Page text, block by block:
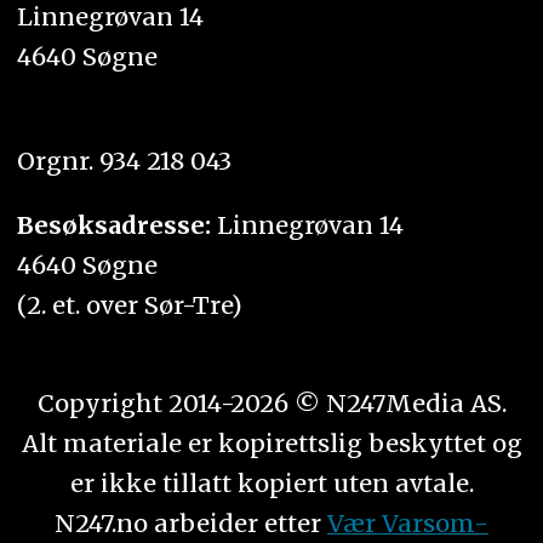
Linnegrøvan 14
4640 Søgne
Orgnr. 934 218 043
Besøksadresse: Linnegrøvan 14
4640 Søgne
(2. et. over Sør-Tre)
Copyright 2014-2026 © N247Media AS.
Alt materiale er kopirettslig beskyttet og
er ikke tillatt kopiert uten avtale.
N247.no arbeider etter Vær Varsom-